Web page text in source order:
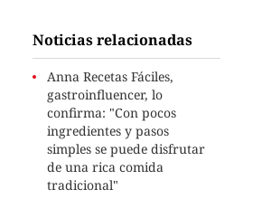
Noticias relacionadas
Anna Recetas Fáciles,
gastroinfluencer, lo
confirma: "Con pocos
ingredientes y pasos
simples se puede disfrutar
de una rica comida
tradicional"